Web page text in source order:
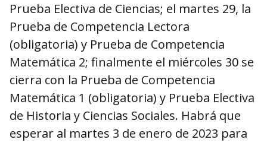
Prueba Electiva de Ciencias; el martes 29, la
Prueba de Competencia Lectora
(obligatoria) y Prueba de Competencia
Matemática 2; finalmente el miércoles 30 se
cierra con la Prueba de Competencia
Matemática 1 (obligatoria) y Prueba Electiva
de Historia y Ciencias Sociales. Habrá que
esperar al martes 3 de enero de 2023 para